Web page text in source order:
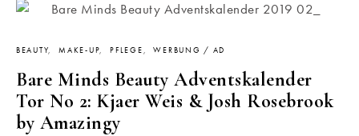
BEAUTY MAKE-UP PFLEGE WERBUNG / AD
Bare Minds Beauty Adventskalender
Tor No 2: Kjaer Weis & Josh Rosebrook
by Amazingy